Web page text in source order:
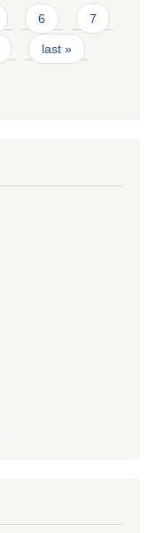
6 7
last »